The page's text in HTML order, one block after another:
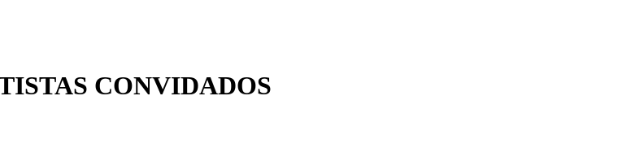
CONVIDADOS